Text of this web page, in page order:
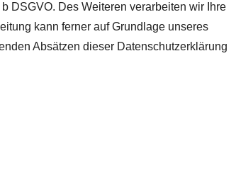
DSGVO. Des Weiteren verarbeiten wir Ihre
kann ferner auf Grundlage unseres
Absätzen dieser Datenschutzerklärung